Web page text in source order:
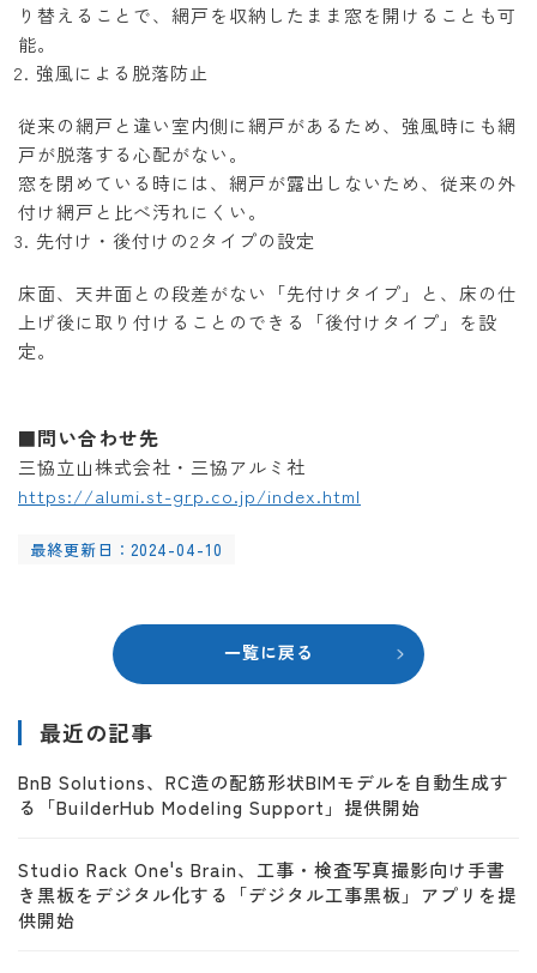
り替えることで、網戸を収納したまま窓を開けることも可
能。
強風による脱落防止
従来の網戸と違い室内側に網戸があるため、強風時にも網
戸が脱落する心配がない。
窓を閉めている時には、網戸が露出しないため、従来の外
付け網戸と比べ汚れにくい。
先付け・後付けの2タイプの設定
床面、天井面との段差がない「先付けタイプ」と、床の仕
上げ後に取り付けることのできる「後付けタイプ」を設
定。
■問い合わせ先
三協立山株式会社・三協アルミ社
https://alumi.st-grp.co.jp/index.html
最終更新日：2024-04-10
一覧に戻る
最近の記事
BnB Solutions、RC造の配筋形状BIMモデルを自動生成す
る「BuilderHub Modeling Support」提供開始
Studio Rack One's Brain、工事・検査写真撮影向け手書
き黒板をデジタル化する「デジタル工事黒板」アプリを提
供開始